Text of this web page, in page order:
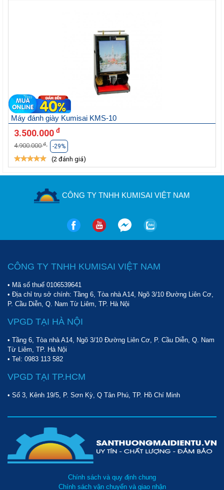
Máy đánh giày Kumisai KMS-10
3.500.000 đ
4.900.000đ -29%
(2 đánh giá)
CÔNG TY TNHH KUMISAI VIỆT NAM
CÔNG TY TNHH KUMISAI VIỆT NAM
• Mã số thuế 0106539641
• Địa chỉ trụ sở chính: Tầng 6, Tòa nhà A14, Ngõ 3/10 Đường Liên Cơ,
P. Cầu Diễn, Q. Nam Từ Liêm, TP. Hà Nội
VPGD TẠI HÀ NỘI
• Tầng 6, Tòa nhà A14, Ngõ 3/10 Đường Liên Cơ, P. Cầu Diễn, Q. Nam
Từ Liêm, TP. Hà Nội
• Tel: 0983 113 582
VPGD TẠI TP.HCM
• Số 3, Kênh 19/5, P. Sơn Kỳ, Q Tân Phú, TP. Hồ Chí Minh
Chính sách và quy định chung
Chính sách vận chuyển và giao nhận